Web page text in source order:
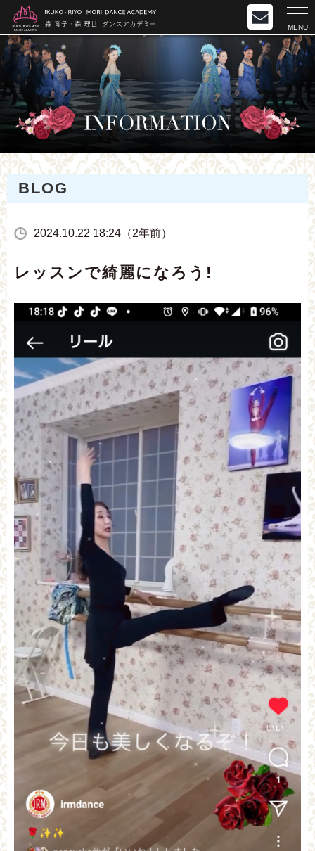
BLOG
2024.10.22 18:24（2年前）
レッスンで綺麗になろう!
MENU